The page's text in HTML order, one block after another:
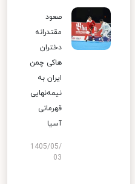
صعود
مقتدرانه
دختران
هاکی چمن
ایران به
نیمه‌نهایی
قهرمانی
آسیا
1405/05/
03